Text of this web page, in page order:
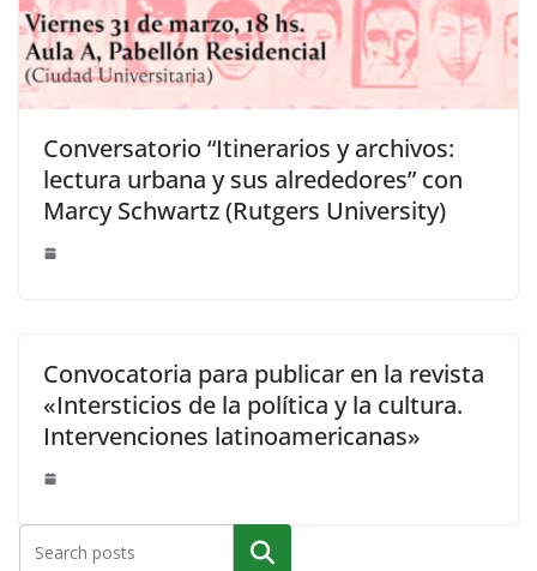
Conversatorio “Itinerarios y archivos:
lectura urbana y sus alrededores” con
Marcy Schwartz (Rutgers University)
Convocatoria para publicar en la revista
«Intersticios de la política y la cultura.
Intervenciones latinoamericanas»
Buscar